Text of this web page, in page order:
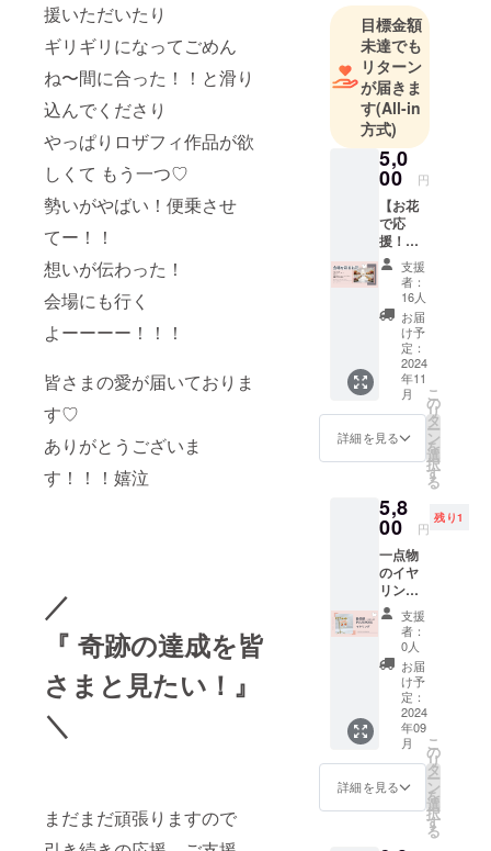
援いただいたり
ギリギリになってごめん
ね〜間に合った！！と滑り
込んでくださり
やっぱりロザフィ作品が欲
しくて もう一つ♡
勢いがやばい！便乗させ
てー！！
想いが伝わった！
会場にも行く
よーーーー！！！
皆さまの愛が届いておりま
す♡
ありがとうございま
す！！！嬉泣
／
『 奇跡の達成を皆
さまと見たい！』
＼
まだまだ頑張りますので
目標金額
未達でも
リターン
が届きま
す(All-in
方式)
5,0
00 円
【お花
で応
援！】
11月
９・１
０日の
開催
日。 会
場を華
やかに
彩るた
めのフ
ラワー
アレン
ジメン
トにな
す。
フォト
スポッ
トブー
スやヘ
アメイ
ク
ショー
会場入
口、受
付など
に飾ら
せてい
ただき
ます。
アレン
ジメン
支援
者：
16人
お届
け予
定：
2024
年11
月
詳細を見る
こ
の
リ
タ
ー
ン
を
選
択
す
る
5,8
00 円
残り1
一点物
のイヤ
リング
（ピン
ク） 静
岡県在
住の認
定講師
による
作品で
す。
・・・
・・ ロ
ザフィ
の小さ
なバラ
支援
者：
0人
お届
け予
定：
2024
年09
月
詳細を見る
こ
の
リ
タ
ー
ン
を
選
択
す
る